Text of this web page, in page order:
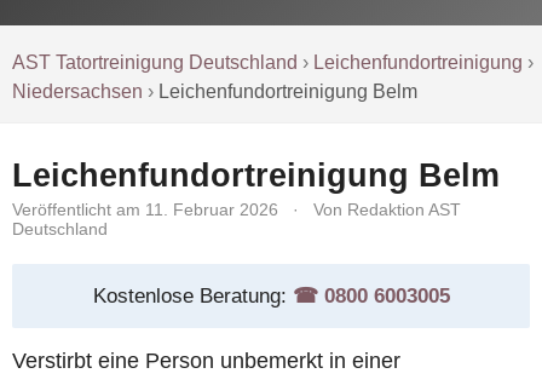
AST Tatortreinigung Deutschland › Leichenfundortreinigung ›
Niedersachsen › Leichenfundortreinigung Belm
Leichenfundortreinigung Belm
Veröffentlicht am 11. Februar 2026 ·
Von Redaktion AST
Deutschland
Kostenlose Beratung: ☎︎ 0800 6003005
Verstirbt eine Person unbemerkt in einer